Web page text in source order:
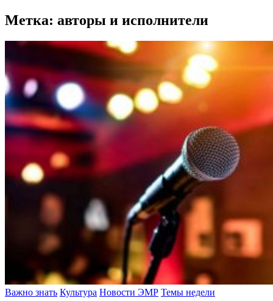
Метка: авторы и исполнители
Важно знать Культура Новости ЭМР Темы недели